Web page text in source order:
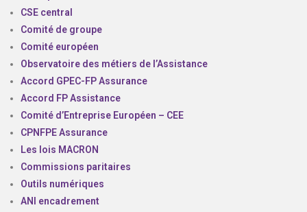
CSE central
Comité de groupe
Comité européen
Observatoire des métiers de l’Assistance
Accord GPEC-FP Assurance
Accord FP Assistance
Comité d’Entreprise Européen – CEE
CPNFPE Assurance
Les lois MACRON
Commissions paritaires
Outils numériques
ANI encadrement